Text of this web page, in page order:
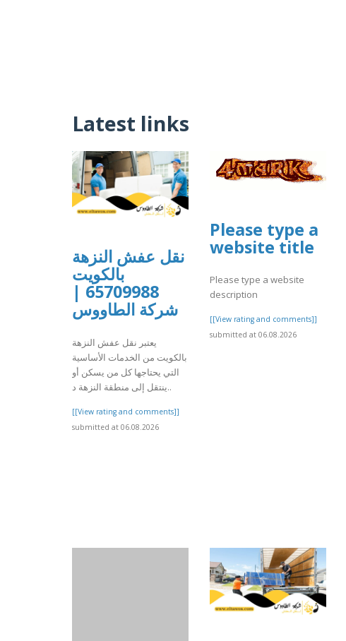
Latest links
نقل عفش النزهة
بالكويت
65709988 |
شركة الطاووس
يعتبر نقل عفش النزهة
بالكويت من الخدمات الأساسية
التي يحتاجها كل من يسكن أو
ينتقل إلى منطقة النزهة د..
[[View rating and comments]]
submitted at 06.08.2026
Please type a
website title
Please type a website
description
[[View rating and comments]]
submitted at 06.08.2026